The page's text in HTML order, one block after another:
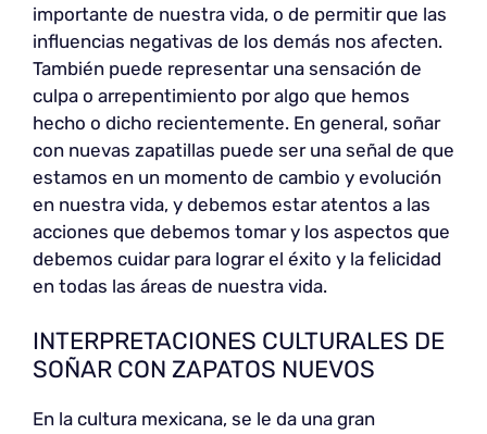
importante de nuestra vida, o de permitir que las
influencias negativas de los demás nos afecten.
También puede representar una sensación de
culpa o arrepentimiento por algo que hemos
hecho o dicho recientemente. En general, soñar
con nuevas zapatillas puede ser una señal de que
estamos en un momento de cambio y evolución
en nuestra vida, y debemos estar atentos a las
acciones que debemos tomar y los aspectos que
debemos cuidar para lograr el éxito y la felicidad
en todas las áreas de nuestra vida.
INTERPRETACIONES CULTURALES DE
SOÑAR CON ZAPATOS NUEVOS
En la cultura mexicana, se le da una gran